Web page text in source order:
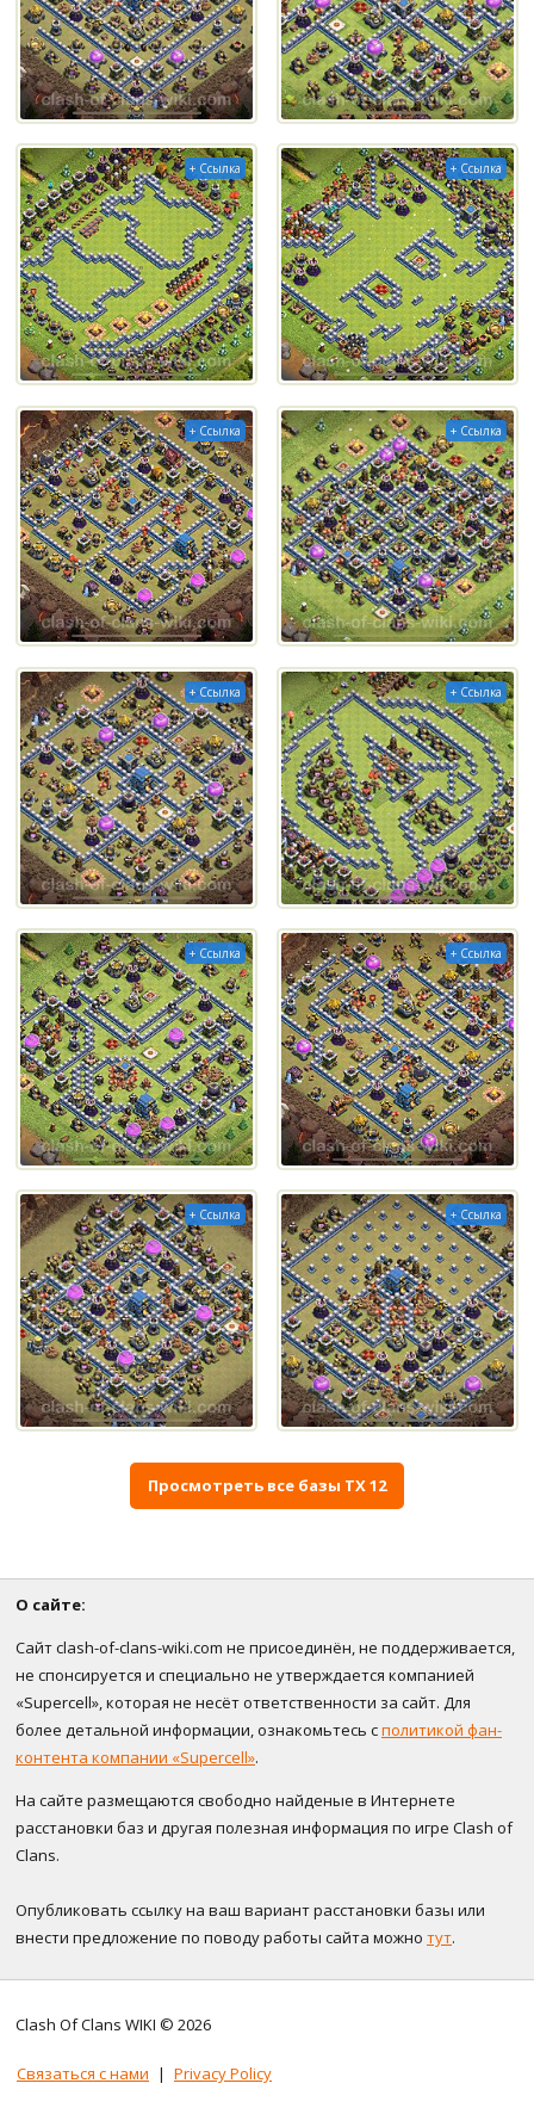
+ Ссылка + Ссылка
+ Ссылка + Ссылка
+ Ссылка + Ссылка
+ Ссылка + Ссылка
+ Ссылка + Ссылка
Просмотреть все базы ТХ 12
О сайте:
Сайт clash-of-clans-wiki.com не присоединён, не поддерживается,
не спонсируется и специально не утверждается компанией
«Supercell», которая не несёт ответственности за сайт. Для
более детальной информации, ознакомьтесь сполитикой фан-
контента компании «Supercell».
На сайте размещаются свободно найденые в Интернете
расстановки баз и другая полезная информация по игре Clash of
Clans.
Опубликовать ссылку на ваш вариант расстановки базы или
внести предложение по поводу работы сайта можно тут.
Clash Of Clans WIKI © 2026
Связаться с нами | Privacy Policy